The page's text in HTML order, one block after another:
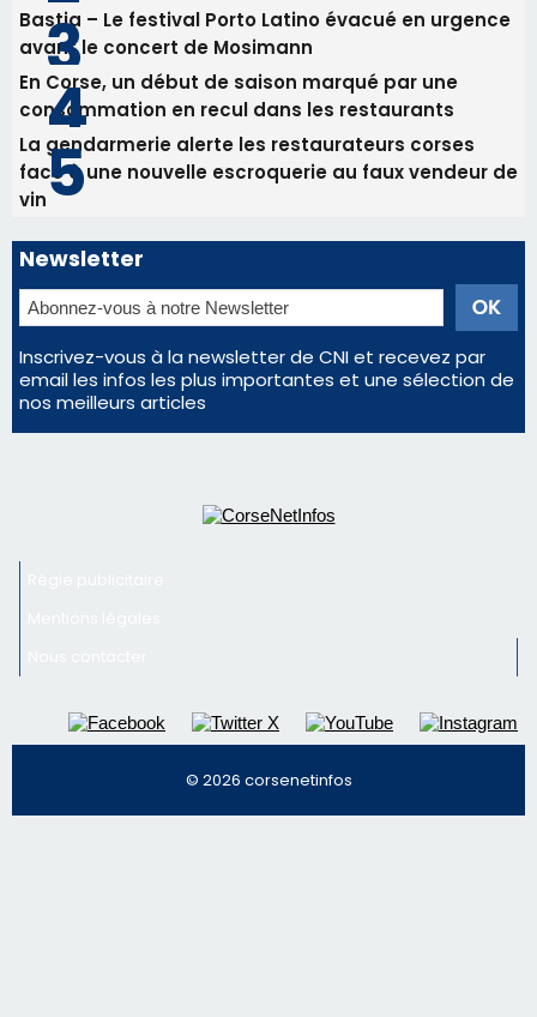
Bastia – Le festival Porto Latino évacué en urgence
avant le concert de Mosimann
En Corse, un début de saison marqué par une
consommation en recul dans les restaurants
La gendarmerie alerte les restaurateurs corses
face à une nouvelle escroquerie au faux vendeur de
vin
Newsletter
Inscrivez-vous à la newsletter de CNI et recevez par
email les infos les plus importantes et une sélection de
nos meilleurs articles
© 2026 corsenetinfos